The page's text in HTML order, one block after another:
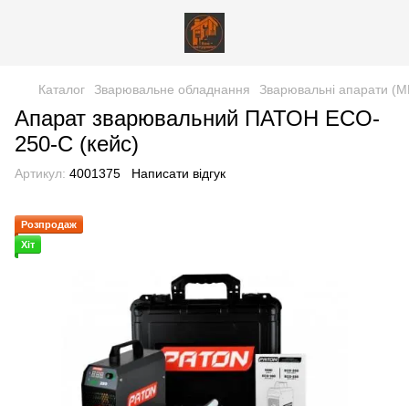
Каталог Зварювальне обладнання Зварювальні апарати
Апарат зварювальний ПАТОН ECO-
250-C (кейс)
Артикул: 4001375 Написати відгук
Розпродаж
Хіт